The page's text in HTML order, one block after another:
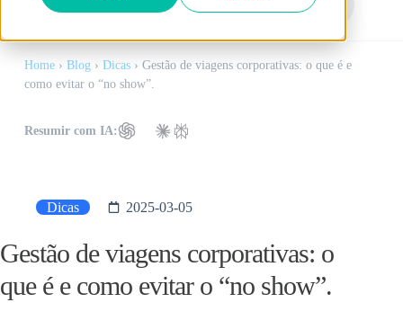
Home› Blog› Dicas› Gestão de viagens corporativas: o que é e
como evitar o “no show”.
Resumir com IA:
Dicas 2025-03-05
Gestão de viagens corporativas: o
que é e como evitar o “no show”.